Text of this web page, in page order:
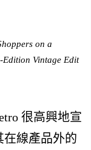
on a
Edition Vintage Edit
很高興地宣
在線產品外的